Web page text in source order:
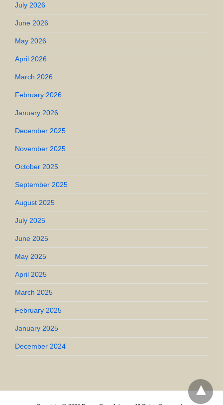
July 2026
June 2026
May 2026
April 2026
March 2026
February 2026
January 2026
December 2025
November 2025
October 2025
September 2025
August 2025
July 2025
June 2025
May 2025
April 2025
March 2025
February 2025
January 2025
December 2024